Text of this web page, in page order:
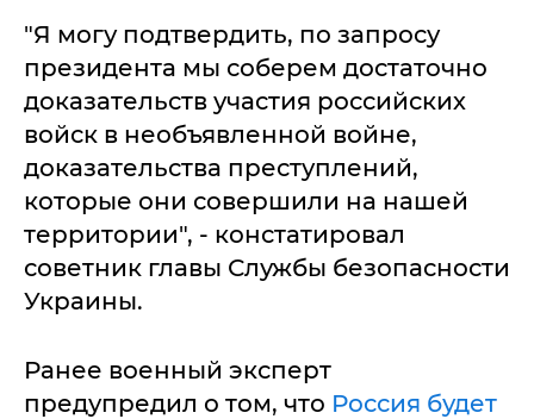
"Я могу подтвердить, по запросу
президента мы соберем достаточно
доказательств участия российских
войск в необъявленной войне,
доказательства преступлений,
которые они совершили на нашей
территории", - констатировал
советник главы Службы безопасности
Украины.
Ранее военный эксперт
предупредил о том, что Россия будет